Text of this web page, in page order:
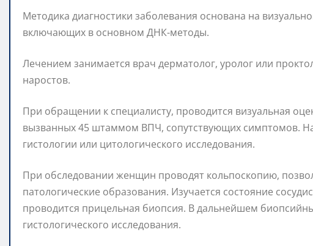
Методика диагностики заболевания основана на
включающих в основном ДНК-методы.
Лечением занимается врач дерматолог, уролог или
наростов.
При обращении к специалисту, проводится визуальная
вызванных 45 штаммом ВПЧ, сопутствующих симптомов.
гистологии или цитологического исследования.
При обследовании женщин проводят кольпоскопию,
патологические образования. Изучается состояние
проводится прицельная биопсия. В дальнейшем
гистологического исследования.